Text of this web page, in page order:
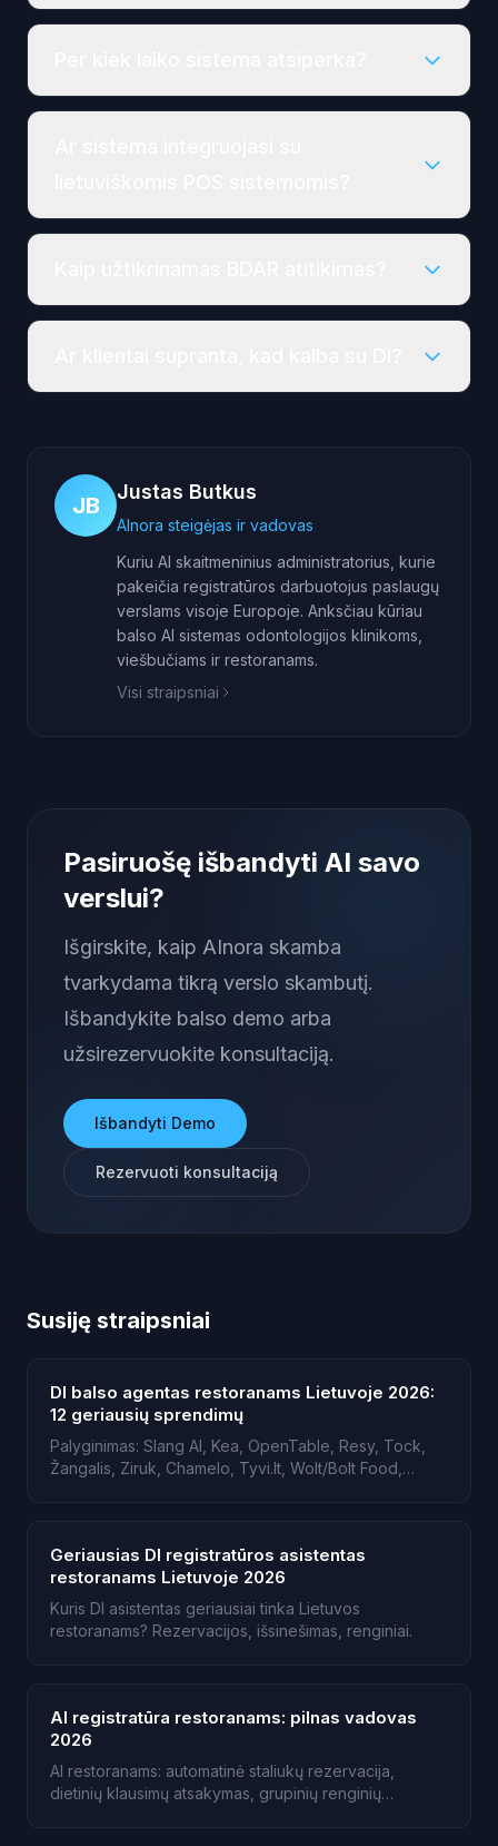
JB
Justas Butkus
AInora steigėjas ir vadovas
Kuriu AI skaitmeninius administratorius, kurie
pakeičia registratūros darbuotojus paslaugų
verslams visoje Europoje. Anksčiau kūriau
balso AI sistemas odontologijos klinikoms,
viešbučiams ir restoranams.
Visi straipsniai
Pasiruošę išbandyti AI savo
verslui?
Išgirskite, kaip AInora skamba
tvarkydama tikrą verslo skambutį.
Išbandykite balso demo arba
užsirezervuokite konsultaciją.
Išbandyti Demo
Rezervuoti konsultaciją
Susiję straipsniai
DI balso agentas restoranams Lietuvoje 2026:
12 geriausių sprendimų
Palyginimas: Slang AI, Kea, OpenTable, Resy, Tock,
Žangalis, Ziruk, Chamelo, Tyvi.lt, Wolt/Bolt Food,
Geriausias DI registratūros asistentas
restoranams Lietuvoje 2026
Kuris DI asistentas geriausiai tinka Lietuvos
restoranams? Rezervacijos, išsinešimas, renginiai.
AI registratūra restoranams: pilnas vadovas
2026
AI restoranams: automatinė staliukų rezervacija,
dietinių klausimų atsakymas, grupinių renginių